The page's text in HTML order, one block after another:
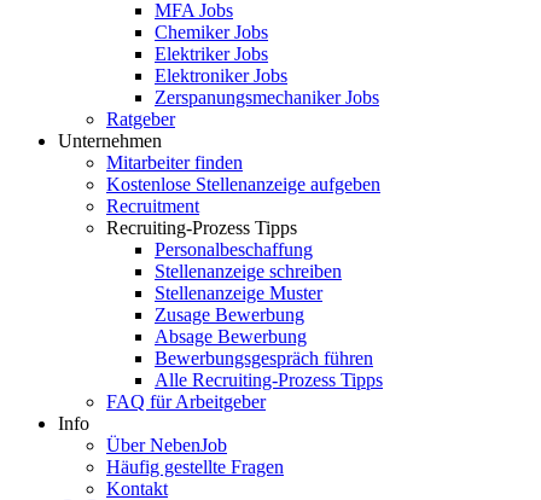
MFA Jobs
Chemiker Jobs
Elektriker Jobs
Elektroniker Jobs
Zerspanungsmechaniker Jobs
Ratgeber
Unternehmen
Mitarbeiter finden
Kostenlose Stellenanzeige aufgeben
Recruitment
Recruiting-Prozess Tipps
Personalbeschaffung
Stellenanzeige schreiben
Stellenanzeige Muster
Zusage Bewerbung
Absage Bewerbung
Bewerbungsgespräch führen
Alle Recruiting-Prozess Tipps
FAQ für Arbeitgeber
Info
Über NebenJob
Häufig gestellte Fragen
Kontakt